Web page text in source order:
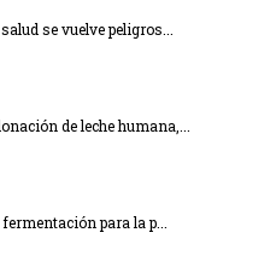
se vuelve peligros...
de leche humana,...
para la p...